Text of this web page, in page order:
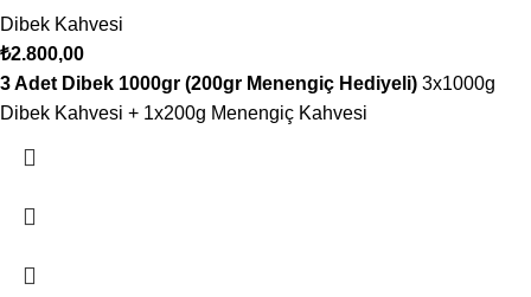
Dibek Kahvesi
₺2.800,00
3 Adet Dibek 1000gr (200gr Menengiç Hediyeli) 3x1000g
Dibek Kahvesi + 1x200g Menengiç Kahvesi